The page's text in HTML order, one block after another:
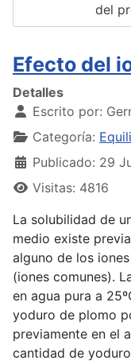
del
Efecto del
Detalles
Escrito por:
Categoría:
Publicado: 29
Visitas: 4816
La solubilidad de
medio existe
alguno de los
(iones comunes).
en agua pura a
yoduro de plomo
previamente en el
cantidad de